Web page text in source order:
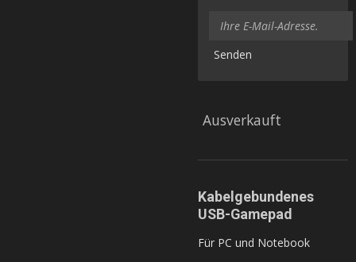
Senden
Ausverkauft
Kabelgebundenes
USB-Gamepad
Für PC und Notebook